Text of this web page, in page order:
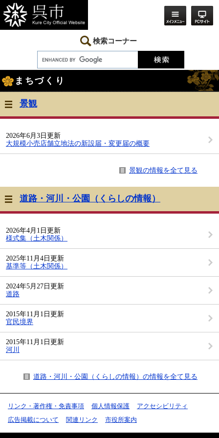
ー
ジ
の
ニ
ュ
ー
て
本
文
へ
検索コーナー
文
まちづくり
景観
2026年6月3日更新
大規模小売店舗立地法の新設届・変更届の概要
景観の情報を全て見る
道路・河川・公園（くらしの情報）
2026年4月1日更新
様式集（土木関係）
2025年11月4日更新
基準等（土木関係）
2024年5月27日更新
道路
2015年11月1日更新
官民境界
2015年11月1日更新
河川
道路・河川・公園（くらしの情報）の情報を全て見る
リンク・著作権・免責事項 個人情報保護
アクセシビリティ
広告掲載について
関連リンク 市役所案内